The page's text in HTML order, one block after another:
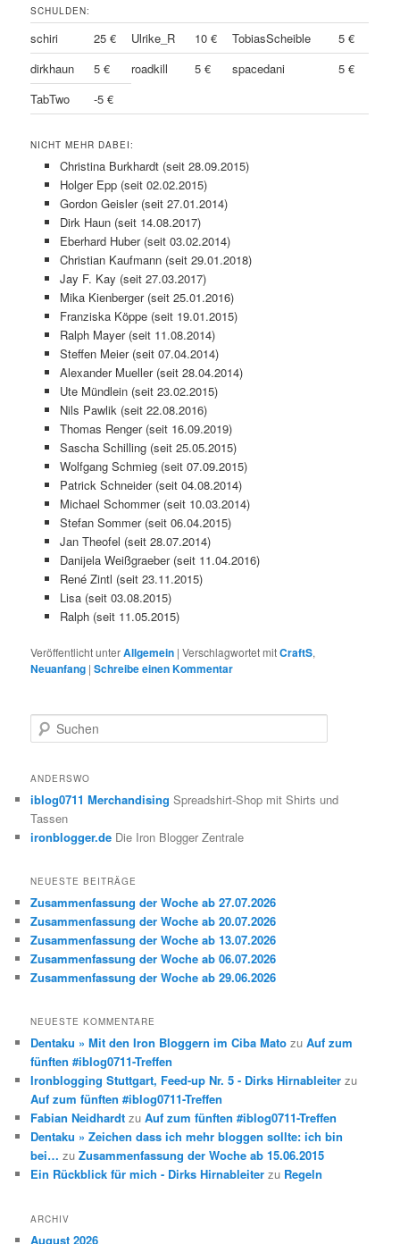
SCHULDEN:
schiri 25 € Ulrike_R 10 € TobiasScheible
5 €
dirkhaun
5 € roadkill 5 € spacedani
5 €
TabTwo
-5 €
NICHT MEHR DABEI:
Christina Burkhardt (seit 28.09.2015)
Holger Epp (seit 02.02.2015)
Gordon Geisler (seit 27.01.2014)
Dirk Haun (seit 14.08.2017)
Eberhard Huber (seit 03.02.2014)
Christian Kaufmann (seit 29.01.2018)
Jay F. Kay (seit 27.03.2017)
Mika Kienberger (seit 25.01.2016)
Franziska Köppe (seit 19.01.2015)
Ralph Mayer (seit 11.08.2014)
Steffen Meier (seit 07.04.2014)
Alexander Mueller (seit 28.04.2014)
Ute Mündlein (seit 23.02.2015)
Nils Pawlik (seit 22.08.2016)
Thomas Renger (seit 16.09.2019)
Sascha Schilling (seit 25.05.2015)
Wolfgang Schmieg (seit 07.09.2015)
Patrick Schneider (seit 04.08.2014)
Michael Schommer (seit 10.03.2014)
Stefan Sommer (seit 06.04.2015)
Jan Theofel (seit 28.07.2014)
Danijela Weißgraeber (seit 11.04.2016)
René Zintl (seit 23.11.2015)
Lisa (seit 03.08.2015)
Ralph (seit 11.05.2015)
Veröffentlicht unterAllgemein |Verschlagwortet mitCraftS,
Neuanfang |Schreibe einen Kommentar
u
h
n
ANDERSWO
iblog0711 Merchandising Spreadshirt-Shop mit Shirts und
Tassen
ironblogger.de Die Iron Blogger Zentrale
NEUESTE BEITRÄGE
Zusammenfassung der Woche ab 27.07.2026
Zusammenfassung der Woche ab 20.07.2026
Zusammenfassung der Woche ab 13.07.2026
Zusammenfassung der Woche ab 06.07.2026
Zusammenfassung der Woche ab 29.06.2026
NEUESTE KOMMENTARE
Dentaku » Mit den Iron Bloggern im Ciba Mato zuAuf zum
fünften #iblog0711-Treffen
Ironblogging Stuttgart, Feed-up Nr. 5 - Dirks Hirnableiter zu
Auf zum fünften #iblog0711-Treffen
Fabian Neidhardt zuAuf zum fünften #iblog0711-Treffen
Dentaku » Zeichen dass ich mehr bloggen sollte: ich bin
bei… zuZusammenfassung der Woche ab 15.06.2015
Ein Rückblick für mich - Dirks Hirnableiter zu Regeln
ARCHIV
August 2026